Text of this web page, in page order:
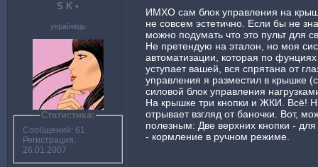
S K •
українець
Статистика:
Сообщений: 61
Регистрация:
26.01.2007
ИМХО сам блок управления на
не совсем эстетично. Если бы не
можно подумать что это пульт для
Не претендую на эталон, но моя
автоматизации, которая по
уступает вашей, вся спрятана от
управления я разместил в крышке
силовой блок управления
На крышке три кнопки и ЖКИ. Всё!
отрывает взгляд от баночки. Вот,
полезным: Две верхних кнопки -
- кормление в ручном режиме.